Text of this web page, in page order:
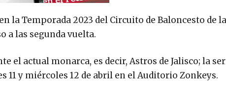
la Temporada 2023 del Circuito de Baloncesto de
a las segunda vuelta.
el actual monarca, es decir, Astros de Jalisco; la
11 y miércoles 12 de abril en el Auditorio Zonkeys.